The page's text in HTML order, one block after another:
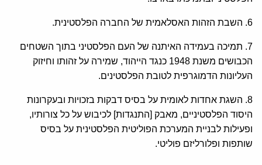
6. השבת הזהות האסלאמית של החברה הפלסטינית.
7. תמיכה בעמידה האיתנה של העם הפלסטיני בתוך השטחים
הכבושים משנת 1948 כנגד הייהוד, שמירה על זהותו וחיזוק
העליונות הדמוגרפית לטובת הפלסטינים.
8. השגת אחדות לאומית על בסיס דבקות בזכויות ובעקרונות
היסוד הפלסטיניים, מאבק [התנגדות] לכיבוש על כל צורותיו,
ופעילות לבניית המערכת הפוליטית הפלסטינית על בסיס
שותפות ופלורליזם פוליטי.